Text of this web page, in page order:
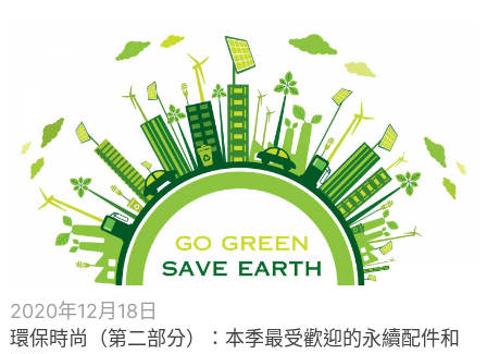
2020年12月18日
環保時尚（第二部分）：本季最受歡迎的永續配件和